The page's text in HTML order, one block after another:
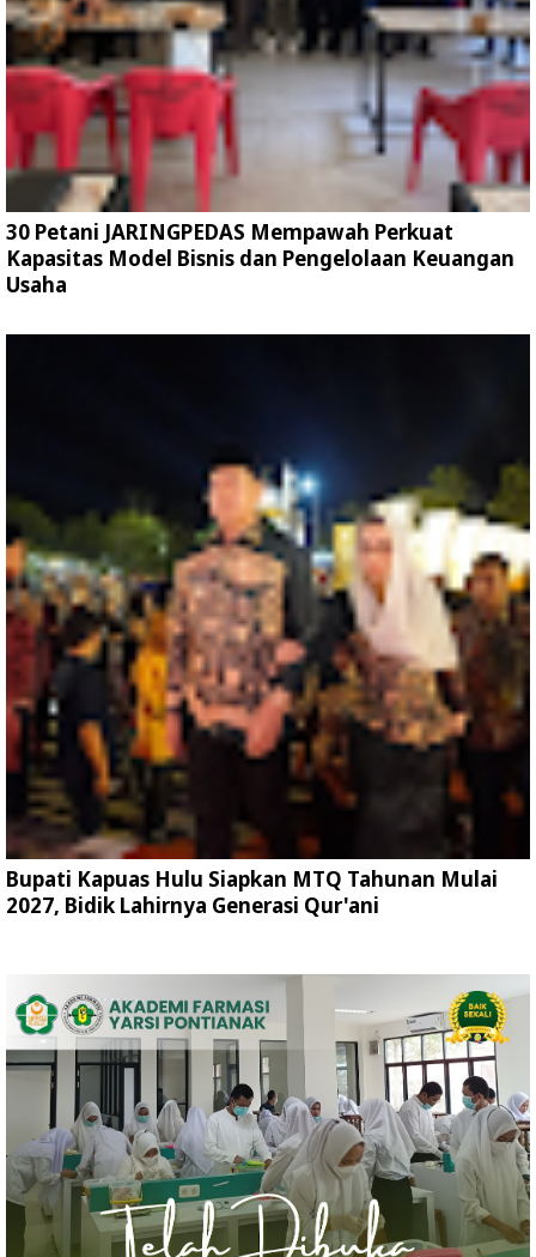
30 Petani JARINGPEDAS Mempawah Perkuat
Kapasitas Model Bisnis dan Pengelolaan Keuangan
Usaha
Bupati Kapuas Hulu Siapkan MTQ Tahunan Mulai
2027, Bidik Lahirnya Generasi Qur'ani